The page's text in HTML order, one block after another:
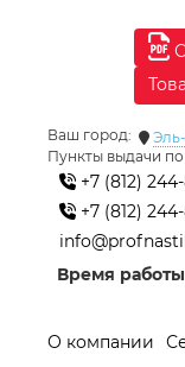
Ваш город:
Пункты выдачи
+7 (812)
+7 (812)
Время
О компании